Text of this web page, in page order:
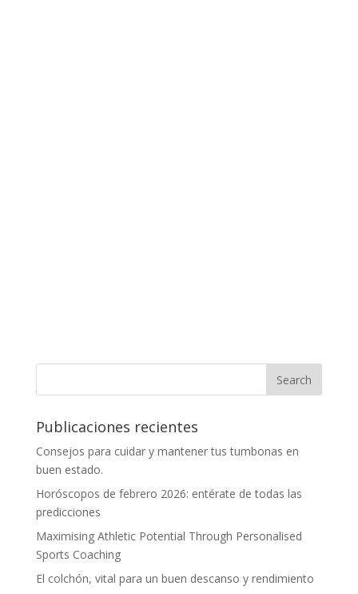
Publicaciones recientes
Consejos para cuidar y mantener tus tumbonas en
buen estado.
Horóscopos de febrero 2026: entérate de todas las
predicciones
Maximising Athletic Potential Through Personalised
Sports Coaching
El colchón, vital para un buen descanso y rendimiento